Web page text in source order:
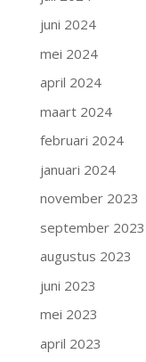
juni 2024
mei 2024
april 2024
maart 2024
februari 2024
januari 2024
november 2023
september 2023
augustus 2023
juni 2023
mei 2023
april 2023